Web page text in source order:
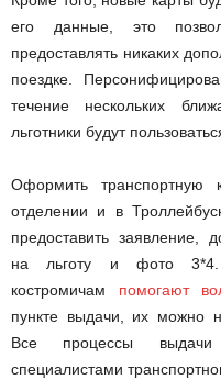
его данные, это
предоставлять никаких
поездке.
течение нескольких
льготники будут
Оформить
отделении и в
предоставить заявление,
на льготу и фото 3*4.
костромичам помогают
пункте выдачи, их можно
Все процессы выдачи
специалистами